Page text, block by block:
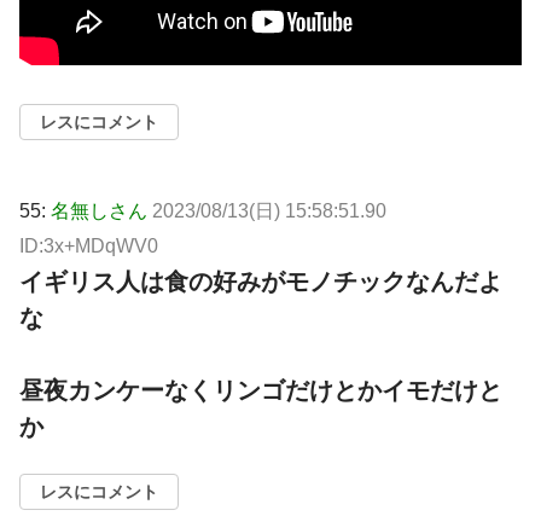
レスにコメント
55: 名無しさん 2023/08/13(日) 15:58:51.90
ID:3x+MDqWV0
イギリス人は食の好みがモノチックなんだよ
な
昼夜カンケーなくリンゴだけとかイモだけと
か
レスにコメント